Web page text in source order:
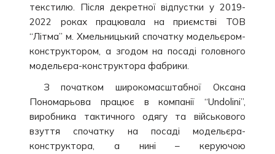
текстилю. Після декретної відпустки у 2019-
2022 роках працювала на приємстві ТОВ
“Літма” м. Хмельницький спочатку модельєром-
конструктором, а згодом на посаді головного
модельєра-конструктора фабрики.
З початком широкомасштабної Оксана
Пономарьова працює в компанії “Undolini”,
виробника тактичного одягу та військового
взуття спочатку на посаді модельєра-
конструктора, а нині – керуючою